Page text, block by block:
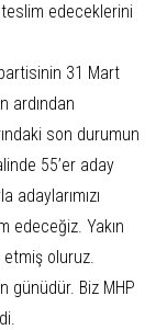
edeceklerini
31 Mart
ardından
son durumun
55’er aday
adaylarımızı
edeceğiz. Yakın
etmiş oluruz.
günüdür. Biz MHP